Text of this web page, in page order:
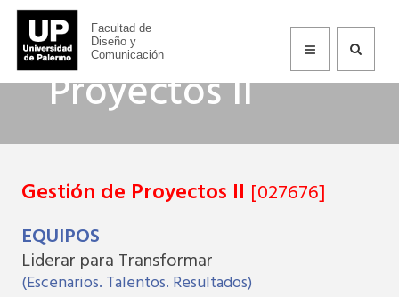
Facultad de
Diseño y
Comunicación
Gestión de
Proyectos II
Gestión de Proyectos II [027676]
EQUIPOS
Liderar para Transformar
(Escenarios. Talentos. Resultados)